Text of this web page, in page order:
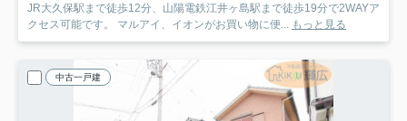
JR大久保駅まで徒歩12分、山陽電鉄江井ヶ島駅まで徒歩19分で2WAYア
クセス可能です。 マルアイ、イオンがお買い物に便...
もっと見る
中古一戸建